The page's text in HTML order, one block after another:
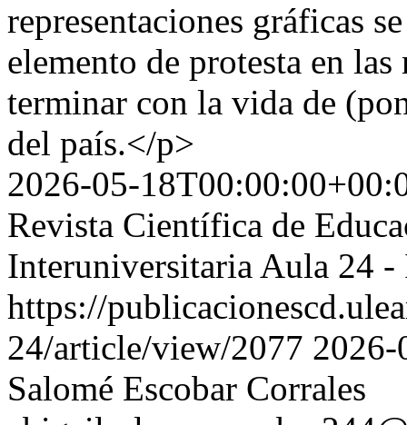
representaciones gráficas
elemento de protesta en
terminar con la vida de
del país.</p>
2026-05-
Revista Científica de
Interuniversitaria Aula 24
https://
24/article/view/2077
Salomé Escobar Corrales